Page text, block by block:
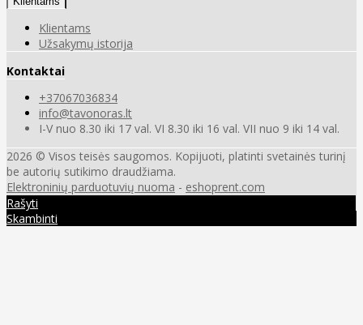
Klientams
Užsakymų istorija
Kontaktai
+37067036834
info@tavonoras.lt
I-V nuo 8.30 iki 17 val. VI 8.30 iki 16 val. VII nuo 9 iki 14 val.
2026 © Visos teisės saugomos. Kopijuoti, platinti svetainės turinį
be autorių sutikimo draudžiama.
Elektroninių parduotuvių nuoma - eshoprent.com
Rašyti
Skambinti